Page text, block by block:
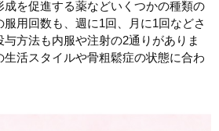
を促進する薬などいくつかの種類の
用回数も、週に1回、月に1回などさ
与方法も内服や注射の2通りがありま
活スタイルや骨粗鬆症の状態に合わ